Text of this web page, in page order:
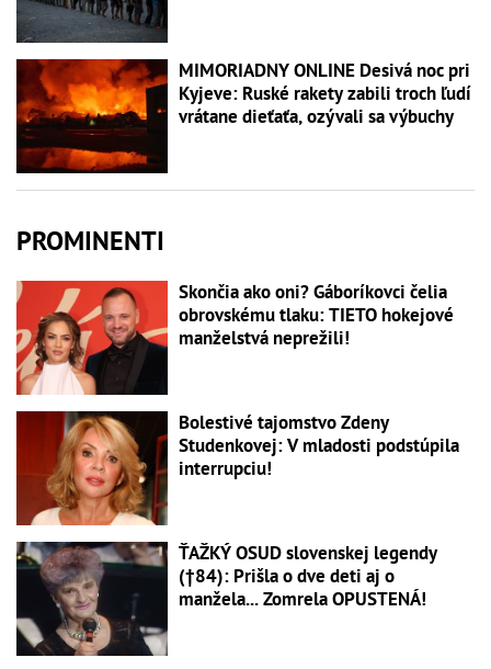
MIMORIADNY ONLINE Desivá noc pri
Kyjeve: Ruské rakety zabili troch ľudí
vrátane dieťaťa, ozývali sa výbuchy
PROMINENTI
Skončia ako oni? Gáboríkovci čelia
obrovskému tlaku: TIETO hokejové
manželstvá neprežili!
Bolestivé tajomstvo Zdeny
Studenkovej: V mladosti podstúpila
interrupciu!
ŤAŽKÝ OSUD slovenskej legendy
(†84): Prišla o dve deti aj o
manžela... Zomrela OPUSTENÁ!